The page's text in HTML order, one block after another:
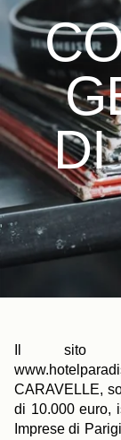
DI
Il sito
CARAVELLE,
di 10.000 euro,
Imprese di